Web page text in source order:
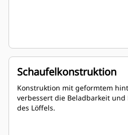
Schaufelkonstruktion
Konstruktion mit geformtem
verbessert die Beladbarkeit
des Löffels.